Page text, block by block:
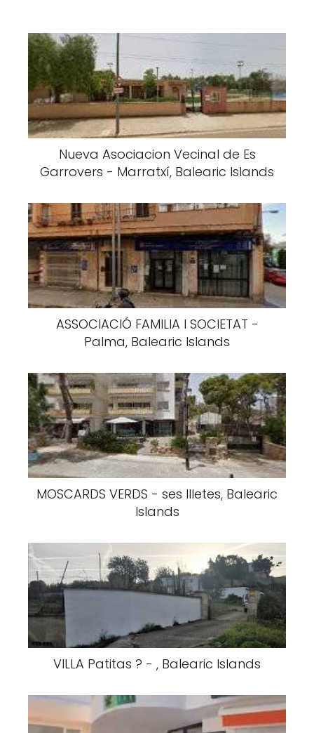
Nueva Asociacion Vecinal de Es
Garrovers - Marratxí, Balearic Islands
ASSOCIACIÓ FAMILIA I SOCIETAT -
Palma, Balearic Islands
MOSCARDS VERDS - ses Illetes, Balearic
Islands
VILLA Patitas ? - , Balearic Islands